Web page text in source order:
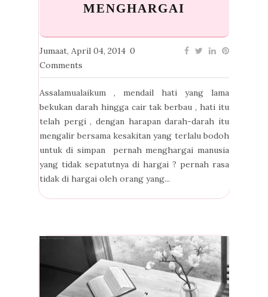
MENGHARGAI
Jumaat, April 04, 2014 0
Comments
Assalamualaikum , mendail hati yang lama
bekukan darah hingga cair tak berbau , hati itu
telah pergi , dengan harapan darah-darah itu
mengalir bersama kesakitan yang terlalu bodoh
untuk di simpan pernah menghargai manusia
yang tidak sepatutnya di hargai ? pernah rasa
tidak di hargai oleh orang yang...